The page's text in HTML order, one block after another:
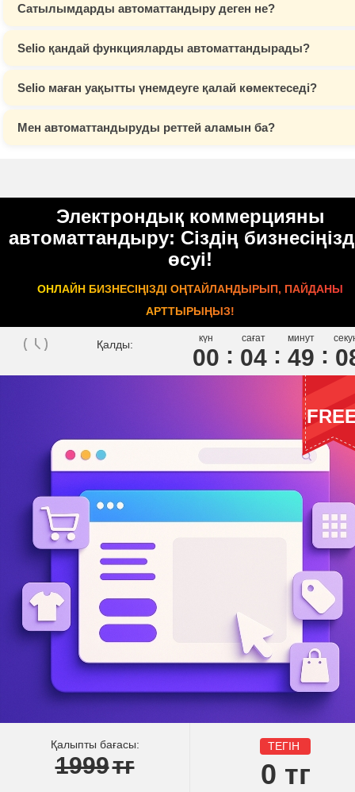
Сатылымдарды автоматтандыру деген не?
Selio қандай функцияларды автоматтандырады?
Selio маған уақытты үнемдеуге қалай көмектеседі?
Мен автоматтандыруды реттей аламын ба?
Электрондық коммерцияны
автоматтандыру: Сіздің
өсуі!
ОНЛАЙН БИЗНЕСІҢІЗДІ ОҢТАЙЛАНДЫРЫП, ПАЙДАНЫ
АРТТЫРЫҢЫЗ!
Қалды: күн
00
сағат
04
минут
49 0
Қалыпты бағасы:
1999тг
ТЕГІН
0 тг